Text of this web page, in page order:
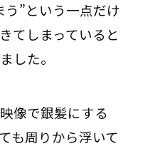
”という一点だけ
てしまっていると
した。
像で銀髪にする
も周りから浮いて